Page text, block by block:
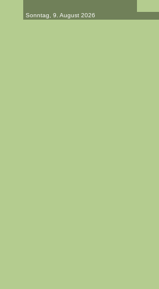
Sonntag, 9. August 2026